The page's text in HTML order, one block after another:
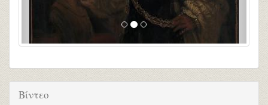
Βίντεο